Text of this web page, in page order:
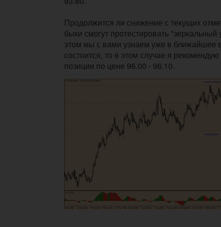
Продолжится ли снижение с текущих
быки смогут протестировать
этом мы с вами узнаем уже в ближайшее
состоится, то в этом случае я
позиции по цене 96.00 - 96.10.